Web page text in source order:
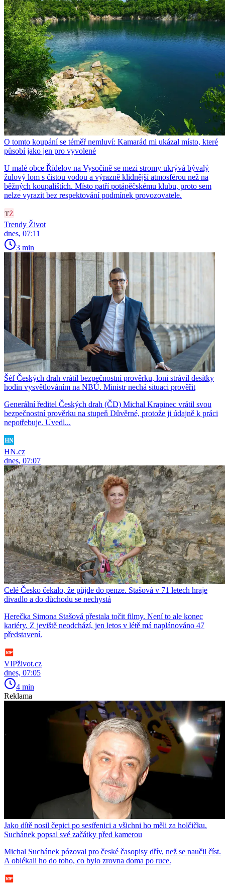
O tomto koupání se téměř nemluví: Kamarád mi ukázal místo, které
působí jako jen pro vyvolené
U malé obce Řídelov na Vysočině se mezi stromy ukrývá bývalý
žulový lom s čistou vodou a výrazně klidnější atmosférou než na
běžných koupalištích. Místo patří potápěčskému klubu, proto sem
nelze vyrazit bez respektování podmínek provozovatele.
Trendy Život
dnes, 07:11
3 min
Šéf Českých drah vrátil bezpečnostní prověrku, loni strávil desítky
hodin vysvětlováním na NBÚ. Ministr nechá situaci prověřit
Generální ředitel Českých drah (ČD) Michal Krapinec vrátil svou
bezpečnostní prověrku na stupeň Důvěrné, protože ji údajně k práci
nepotřebuje. Uvedl...
HN.cz
dnes, 07:07
Celé Česko čekalo, že půjde do penze. Stašová v 71 letech hraje
divadlo a do důchodu se nechystá
Herečka Simona Stašová přestala točit filmy. Není to ale konec
kariéry. Z jeviště neodchází, jen letos v létě má naplánováno 47
představení.
VIPživot.cz
dnes, 07:05
4 min
Reklama
Jako dítě nosil čepici po sestřenici a všichni ho měli za holčičku.
Suchánek popsal své začátky před kamerou
Michal Suchánek pózoval pro české časopisy dřív, než se naučil číst.
A oblékali ho do toho, co bylo zrovna doma po ruce.